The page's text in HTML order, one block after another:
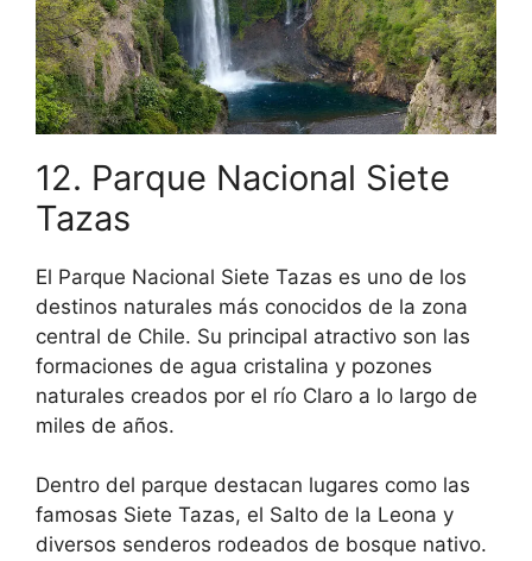
12. Parque Nacional Siete
Tazas
El Parque Nacional Siete Tazas es uno de los
destinos naturales más conocidos de la zona
central de Chile. Su principal atractivo son las
formaciones de agua cristalina y pozones
naturales creados por el río Claro a lo largo de
miles de años.
Dentro del parque destacan lugares como las
famosas Siete Tazas, el Salto de la Leona y
diversos senderos rodeados de bosque nativo.